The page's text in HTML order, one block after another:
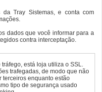
Tray Sistemas, e conta com
dados que você informar para a
contra interceptação.
está loja utiliza o SSL.
trafegadas, de modo que não
terceiros enquanto estão
tipo de segurança usado